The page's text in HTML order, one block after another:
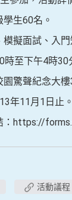
生60名。
擬面試、入門
至下午4時30
驚聲紀念大樓
年11月1日止。
https://
活動議程